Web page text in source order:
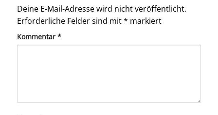
Deine E-Mail-Adresse wird nicht veröffentlicht.
Erforderliche Felder sind mit* markiert
Kommentar *